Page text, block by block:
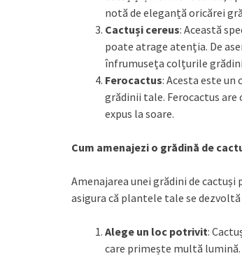
notă de eleganță oricărei
Cactuși cereus: Această
poate atrage atenția. De
înfrumuseța colțurile
Ferocactus: Acesta este
grădinii tale. Ferocactus are
expus la soare.
Cum amenajezi o grădină de
Amenajarea unei grădini de
asigura că plantele tale se
Alege un loc potrivit:
care primește multă lumină.